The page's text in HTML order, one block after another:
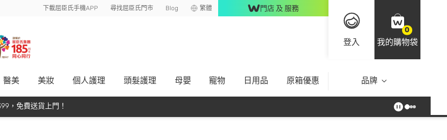
下載屈臣氏手機APP 尋找屈臣氏門市 Blog 繁體 門店 及 服務
登入
0
我的購物袋
醫美 美妝 個人護理 頭髮護理 母嬰 寵物 日用品 原箱優惠 品牌
，免費送貨上門！